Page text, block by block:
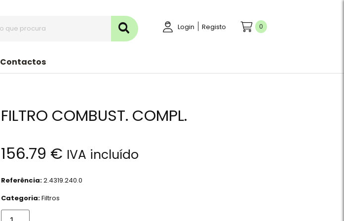
Login Registo 0
Contactos
FILTRO COMBUST. COMPL.
156.79 € IVA incluído
Referência:2.4319.240.0
Categoria:Filtros